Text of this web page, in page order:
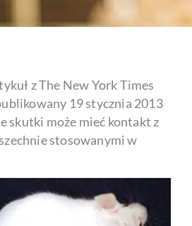
z The New York Times
19 stycznia 2013
skutki może mieć kontakt z
stosowanymi w